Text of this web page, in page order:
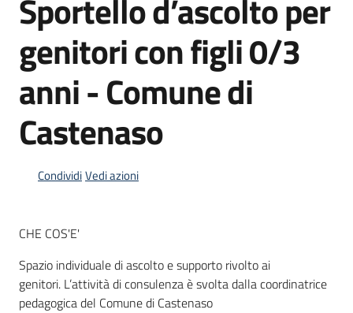
Centri
le
famiglie
Informazioni
Newsletter
Sportello d’ascolto per
genitori con figli 0/3
anni - Comune di
Castenaso
CondividiVedi azioni
CHE COS'E'
Spazio individuale di ascolto e supporto rivolto ai
genitori. L’attività di consulenza è svolta dalla coordinatrice
pedagogica del Comune di Castenaso